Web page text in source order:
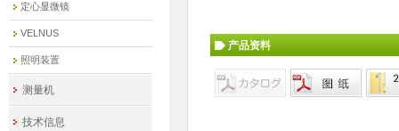
产品资料
定心显微镜
VELNUS
照明装置
测量机
技术信息